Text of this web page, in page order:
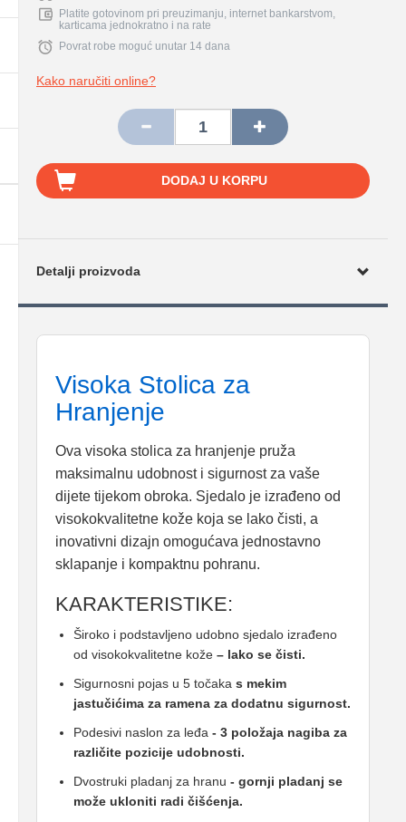
Platite gotovinom pri preuzimanju, internet bankarstvom,
karticama jednokratno i na rate
Povrat robe moguć unutar 14 dana
Kako naručiti online?
DODAJ U KORPU
Detalji proizvoda
Visoka Stolica za
Hranjenje
Ova visoka stolica za hranjenje pruža
maksimalnu udobnost i sigurnost za vaše
dijete tijekom obroka. Sjedalo je izrađeno od
visokokvalitetne kože koja se lako čisti, a
inovativni dizajn omogućava jednostavno
sklapanje i kompaktnu pohranu.
KARAKTERISTIKE:
Široko i podstavljeno udobno sjedalo izrađeno
od visokokvalitetne kože – lako se čisti.
Sigurnosni pojas u 5 točaka s mekim
jastučićima za ramena za dodatnu sigurnost.
Podesivi naslon za leđa - 3 položaja nagiba za
različite pozicije udobnosti.
Dvostruki pladanj za hranu - gornji pladanj se
može ukloniti radi čišćenja.